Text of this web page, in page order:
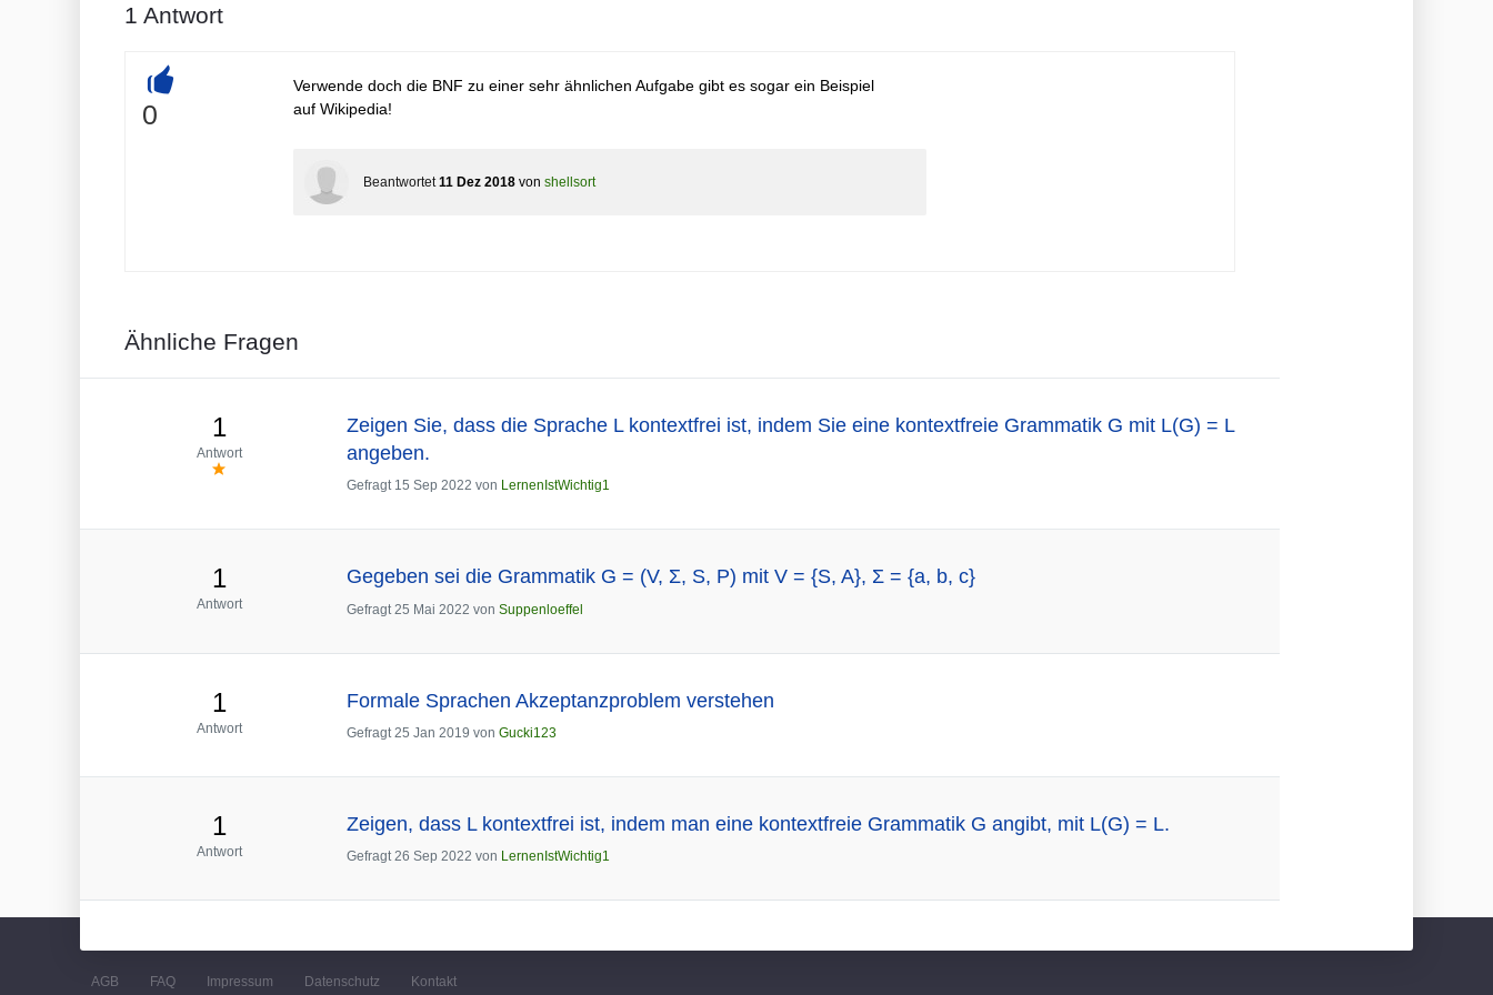
1 Antwort
+
0
Verwende doch die BNF zu einer sehr ähnlichen Aufgabe gibt es sogar ein Beispiel
auf Wikipedia!
Beantwortet 11 Dez 2018 von shellsort
Ähnliche Fragen
1
Antwort
Zeigen Sie, dass die Sprache L kontextfrei ist, indem Sie eine kontextfreie Grammatik G mit L(G) = L
angeben.
Gefragt 15 Sep 2022 von LernenIstWichtig1
1
Antwort
Gegeben sei die Grammatik G = (V, Σ, S, P) mit V = {S, A}, Σ = {a, b, c}
Gefragt 25 Mai 2022 von Suppenloeffel
1
Antwort
Formale Sprachen Akzeptanzproblem verstehen
Gefragt 25 Jan 2019 von Gucki123
1
Antwort
Zeigen, dass L kontextfrei ist, indem man eine kontextfreie Grammatik G angibt, mit L(G) = L.
Gefragt 26 Sep 2022 von LernenIstWichtig1
AGB FAQ Impressum Datenschutz Kontakt